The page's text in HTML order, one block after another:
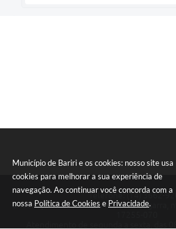
Município de Bariri e os cookies: nosso site usa
cookies para melhorar a sua experiência de
navegação. Ao continuar você concorda com a
nossa Política de Cookies e Privacidade.
Telefone: (14) 3662-
Endereço: Rua Francisco Munhoz Cegarra,
Atendimento de segunda a sexta, das